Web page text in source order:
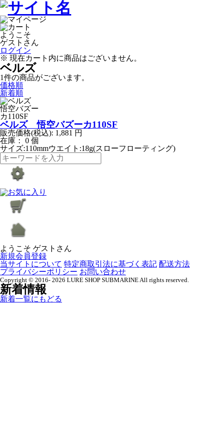
ようこそ
ゲストさん
ログイン
※ 現在カート内に商品はございません。
ベルズ
1件の商品がございます。
価格順
新着順
ベルズ 悟空バズーカ110SF
販売価格(税込): 1,881 円
在庫： 0 個
サイズ:110mmウエイト:18g(スローフローティング)
ようこそ ゲストさん
新規会員登録
当サイトについて 特定商取引法に基づく表記 配送方法
プライバシーポリシー お問い合わせ
Copyright © 2016- 2026 LURE SHOP SUBMARINE All rights reserved.
新着情報
新着一覧にもどる